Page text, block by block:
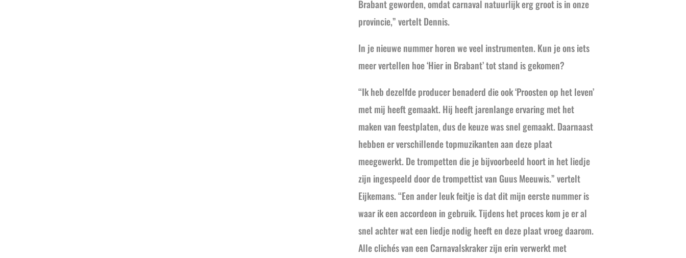
Brabant geworden, omdat carnaval natuurlijk erg groot is in onze
provincie,” vertelt Dennis.
In je nieuwe nummer horen we veel instrumenten. Kun je ons iets
meer vertellen hoe ‘Hier in Brabant’ tot stand is gekomen?
“Ik heb dezelfde producer benaderd die ook ‘Proosten op het leven’
met mij heeft gemaakt. Hij heeft jarenlange ervaring met het
maken van feestplaten, dus de keuze was snel gemaakt. Daarnaast
hebben er verschillende topmuzikanten aan deze plaat
meegewerkt. De trompetten die je bijvoorbeeld hoort in het liedje
zijn ingespeeld door de trompettist van Guus Meeuwis.” vertelt
Eijkemans. “Een ander leuk feitje is dat dit mijn eerste nummer is
waar ik een accordeon in gebruik. Tijdens het proces kom je er al
snel achter wat een liedje nodig heeft en deze plaat vroeg daarom.
Alle clichés van een Carnavalskraker zijn erin verwerkt met